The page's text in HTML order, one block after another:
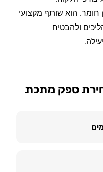
חומר. הוא שותף מקצועי
ולהבטיח
ספק מתכת